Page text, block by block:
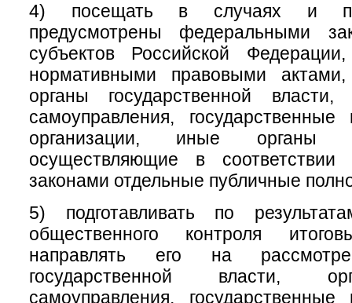
4) посещать в случаях и
предусмотрены федеральными
субъектов Российской
нормативными правовыми актами,
органы государственной
самоуправления,
организации, иные органы
осуществляющие в
законами отдельные публичные
5) подготавливать по
общественного контроля
направлять его на
государственной власти,
самоуправления,